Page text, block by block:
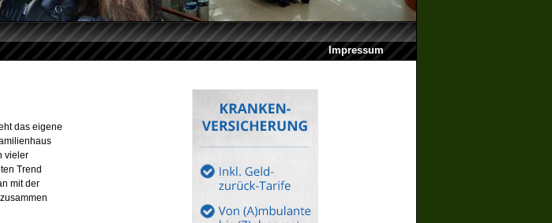
Impressum
das eigene
vieler
Trend
mit der